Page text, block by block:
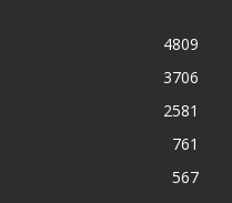
4809
3706
2581
761
567